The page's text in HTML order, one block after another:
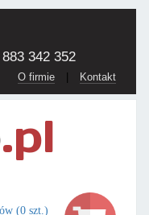
883 342 352
O firmie | Kontakt
(0 szt.)